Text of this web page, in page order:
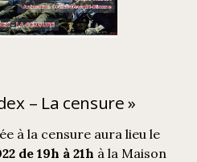
– La censure »
à la censure aura lieu le
de 19h à 21h à la Maison